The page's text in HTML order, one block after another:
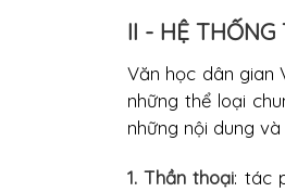
II - HỆ THỐNG
Văn học dân gian
những thể loại
những nội dung
1. Thần thoại: tác